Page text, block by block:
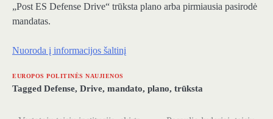
„Post ES Defense Drive“ trūksta plano arba pirmiausia pasirodė
mandatas.
Nuoroda į informacijos šaltinį
EUROPOS POLITINĖS NAUJIENOS
Tagged Defense, Drive, mandato, plano, trūksta